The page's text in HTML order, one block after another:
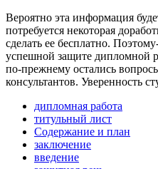
Вероятно эта информация
потребуется некоторая
сделать ее бесплатно.
успешной защите дипломной
по-прежнему остались
консультантов. Уверенность
дипломная работа
титульный лист
Содержание и план
заключение
введение